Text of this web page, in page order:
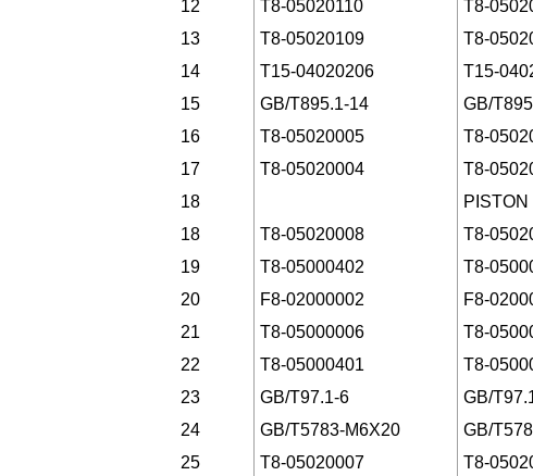
12
T8-05020110 T8-
13
T8-05020109 T8-
14
T15-04020206 T15-
15
GB/T895.1-14 GB/
16
T8-05020005 T8-
17
T8-05020004 T8-
18
18
T8-05020008 T8-
19
T8-05000402 T8-
20
F8-02000002 F8-
21
T8-05000006 T8-
22
T8-05000401 T8-
23
GB/T97.1-6 GB/
24
GB/T5783-M6X20 GB/
25
T8-05020007 T8-